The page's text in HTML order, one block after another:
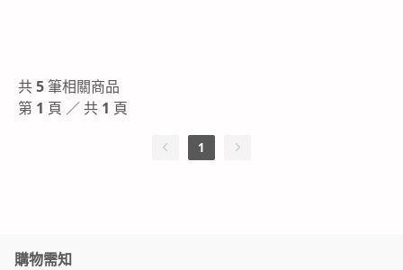
共5筆相關商品
第 1 頁 ／ 共 1 頁
1
購物需知